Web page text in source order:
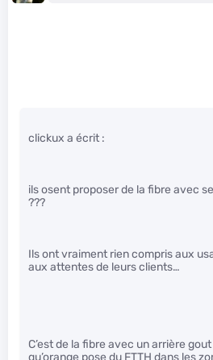
clickux a écrit :
ils osent proposer de la fibre avec
???
Ils ont vraiment rien compris aux
aux attentes de leurs clients…
C’est de la fibre avec un arrière